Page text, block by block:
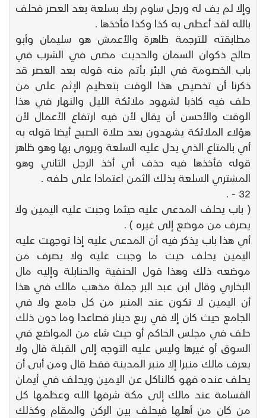
وإلا لم يف له ورجل ساوم رجلا بسلعة بعد العصر فحلف
بالله لقد أعطى به كذا وكذا فأخذها .
مطابقته للترجمة ظاهرة والأعمش هو سليمان وأبو
صالح ذكوان السمان والحديث مضى في الشرب في
باب الخصومة في البئر بأتم منه قوله بعد العصر قد
ذكرنا أن تخصيص هذا الوقت بتعظيم الإثم على من
حلف فيه كاذبا لشهود ملائكة الليل والنهار في هذا
الوقت والأحسن أن يقال لأن فيه ارتفاع الأعمال لأن
هؤلاء الملائكة يشهدون بعد صلاة الصبح أيضا قوله به
أي بالمتاع الذي يدل عليه السلعة ويروى بها وهو ظاهر
قوله فأخذها فيه حذف أي أخذ الرجل الثاني وهو
المشتري السلعة بذلك الثمن اعتمادا على حلفه .
32 - .
( باب يحلف المدعى عليه حيثما وجبت عليه اليمين ولا
يصرف من موضع إلى غيره ) .
أي هذا باب يذكر فيه أن المدعى عليه إذا توجهت عليه
اليمين يحلف حيث ما وجبت عليه ولا يصرف من
موضعه ذلك وهذا قول الحنفية والحنابلة وإليه مال
البخاري وقال ابن عبد البر جملة مذهب مالك في هذا
أن اليمين لا تكون عند المنبر من كل جامع ولا في
الجامع حيث كان إلا في ربع دينار فصاعدا وما دون ذلك
حلف في مجلس الحاكم أو حيث شاء من المواضع في
السوق أو غيرها وليس عليه التوجه إلى القبلة قال ولا
يعرف مالك منبرا إلا منبر المدينة فقط قال ومن أبى أن
يحلف عنده فهو كالناكل عن اليمين ويحلف في أيمان
القسامة عند مالك إلى مكة شرفها الله وعظمها كل
من كان من أهلها فيحلف بين الركن والمقام وكذلك